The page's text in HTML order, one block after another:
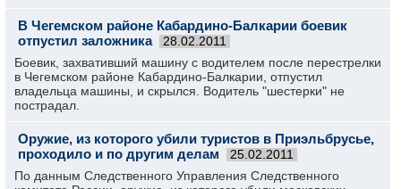
В Чегемском районе Кабардино-Балкарии боевик
отпустил заложника
28.02.2011
Боевик, захвативший машину с водителем после перестрелки
в Чегемском районе Кабардино-Балкарии, отпустил
владельца машины, и скрылся. Водитель "шестерки" не
пострадал.
Оружие, из которого убили туристов в Приэльбрусье,
проходило и по другим делам
25.02.2011
По данным Следственного Управления Следственного